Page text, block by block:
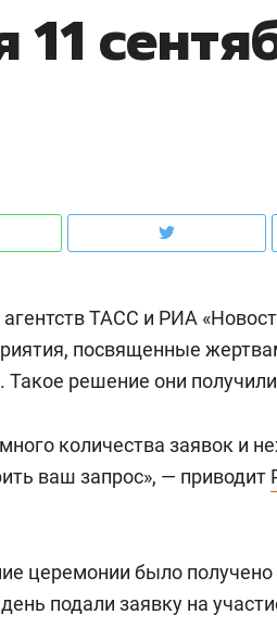
ТАСС и РИА
посвященные
решение они
количества заявок и
ваш запрос», — приводит
церемонии было получено
подали заявку на
и
о трехкратном росте цен,
клиентах и чудных
Рекомендуем
«Директорский невроз» –
когда человек не считает